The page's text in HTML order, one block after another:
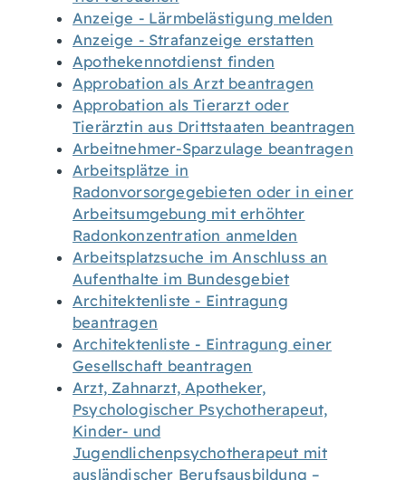
Anzeige - Lärmbelästigung melden
Anzeige - Strafanzeige erstatten
Apothekennotdienst finden
Approbation als Arzt beantragen
Approbation als Tierarzt oder
Tierärztin aus Drittstaaten beantragen
Arbeitnehmer-Sparzulage beantragen
Arbeitsplätze in
Radonvorsorgegebieten oder in einer
Arbeitsumgebung mit erhöhter
Radonkonzentration anmelden
Arbeitsplatzsuche im Anschluss an
Aufenthalte im Bundesgebiet
Architektenliste - Eintragung
beantragen
Architektenliste - Eintragung einer
Gesellschaft beantragen
Arzt, Zahnarzt, Apotheker,
Psychologischer Psychotherapeut,
Kinder- und
Jugendlichenpsychotherapeut mit
ausländischer Berufsausbildung –